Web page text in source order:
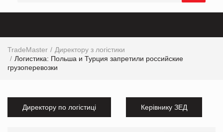
TradeMaster
Директору з логістики
Логистика: Польша и Турция запретили российские
грузоперевозки
Директору по логістиці Керівнику ЗЕД